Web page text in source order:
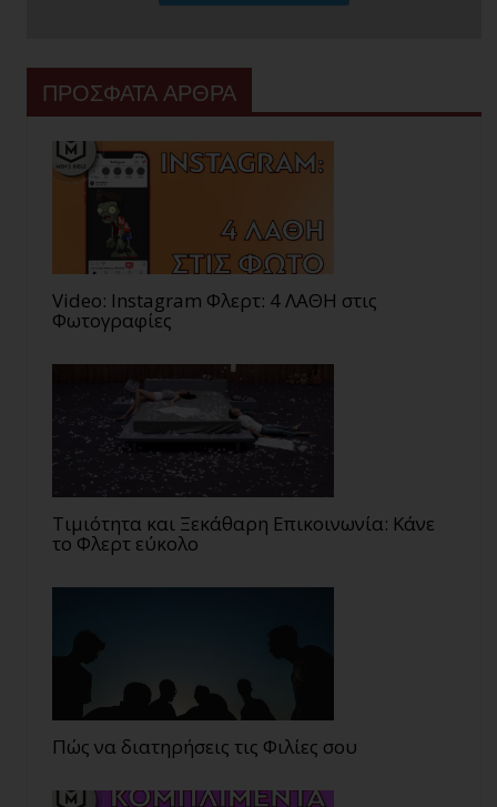
ΠΡΟΣΦΑΤΑ ΑΡΘΡΑ
Video: Instagram Φλερτ: 4 ΛΑΘΗ στις
Φωτογραφίες
Τιμιότητα και Ξεκάθαρη Επικοινωνία: Κάνε
το Φλερτ εύκολο
Πώς να διατηρήσεις τις Φιλίες σου